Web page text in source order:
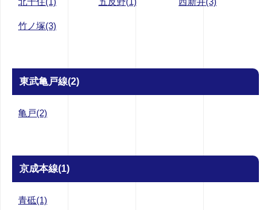
竹ノ塚(3)
東武亀戸線(2)
亀戸(2)
京成本線(1)
青砥(1)